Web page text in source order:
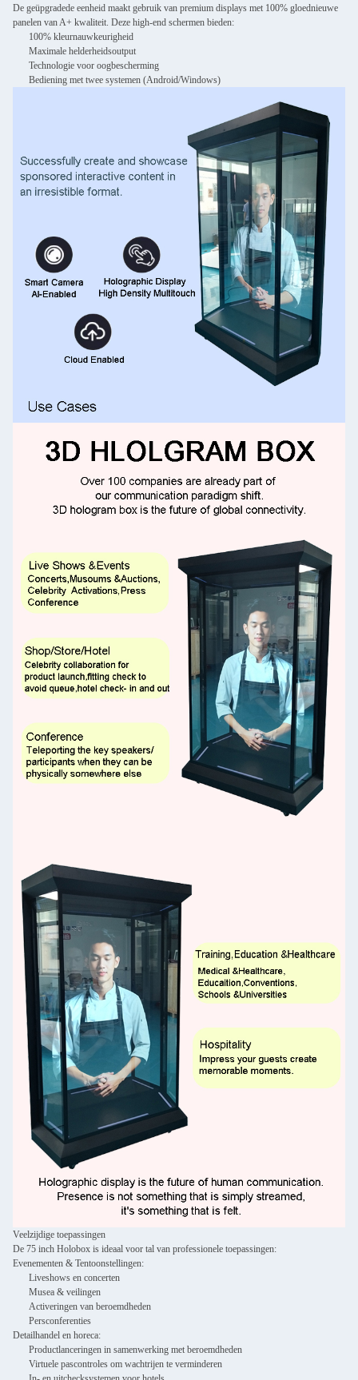
De geüpgradede eenheid maakt gebruik van premium displays met 100% gloednieuwe
panelen van A+ kwaliteit. Deze high-end schermen bieden:
100% kleurnauwkeurigheid
Maximale helderheidsoutput
Technologie voor oogbescherming
Bediening met twee systemen (Android/Windows)
Veelzijdige toepassingen
De 75 inch Holobox is ideaal voor tal van professionele toepassingen:
Evenementen & Tentoonstellingen:
Liveshows en concerten
Musea & veilingen
Activeringen van beroemdheden
Persconferenties
Detailhandel en horeca:
Productlanceringen in samenwerking met beroemdheden
Virtuele pascontroles om wachtrijen te verminderen